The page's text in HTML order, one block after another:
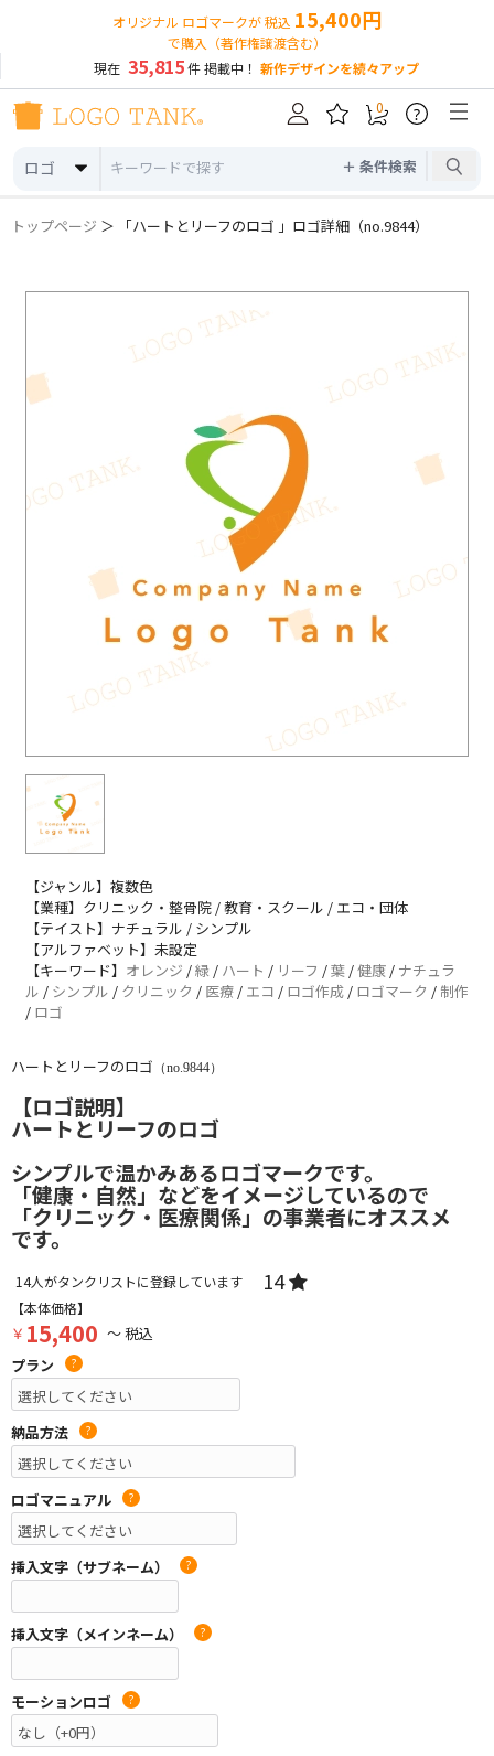
オリジナル ロゴマークが 税込 15,400円
で購入（著作権譲渡含む）
現在 35,815件 掲載中！ 新作デザインを続々アップ
ロゴ ＋ 条件検索
0 ?
トップページ ＞ 「ハートとリーフのロゴ 」ロゴ詳細（no.9844）
【ジャンル】複数色
【業種】クリニック・整骨院 / 教育・スクール / エコ・団体
【テイスト】ナチュラル / シンプル
【アルファベット】未設定
【キーワード】 オレンジ /緑 / ハート / リーフ /葉 /健康 / ナチュラ
ル / シンプル / クリニック / 医療 / エコ / ロゴ作成 / ロゴマーク / 制作
/ ロゴ
ハートとリーフのロゴ （no.9844）
【ロゴ説明】
ハートとリーフのロゴ
シンプルで温かみあるロゴマークです。
「健康・自然」などをイメージしているので
「クリニック・医療関係」の事業者にオススメ
です。
14人がタンクリストに登録しています 14
【本体価格】
￥ 15,400 ～ 税込
プラン
?
納品方法 ?
ロゴマニュアル ?
挿入文字（サブネーム） ?
挿入文字（メインネーム） ?
モーションロゴ ?